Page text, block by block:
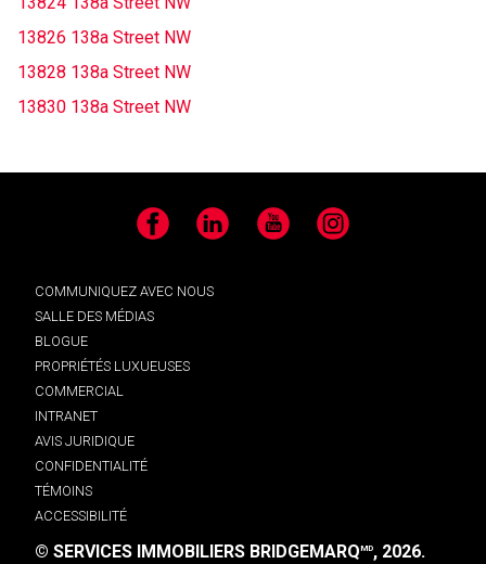
13826 138a Street NW
13828 138a Street NW
13830 138a Street NW
Facebook LinkedIn YouTube Instagram
COMMUNIQUEZ AVEC NOUS
SALLE DES MÉDIAS
BLOGUE
PROPRIÉTÉS LUXUEUSES
COMMERCIAL
INTRANET
AVIS JURIDIQUE
CONFIDENTIALITÉ
TÉMOINS
ACCESSIBILITÉ
© SERVICES IMMOBILIERS BRIDGEMARQMD, 2026.